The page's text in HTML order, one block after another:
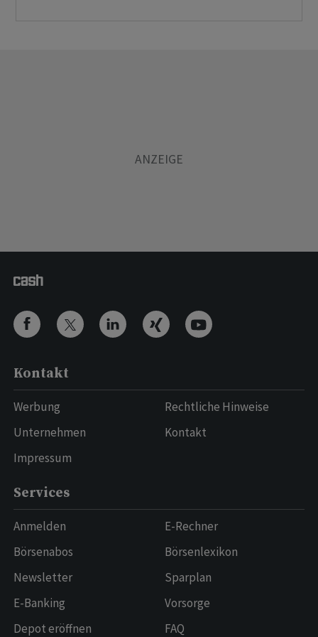
Kontakt
Werbung
Unternehmen
Impressum
Rechtliche Hinweise
Kontakt
Services
Anmelden
Börsenabos
Newsletter
E-Banking
Depot eröffnen
E-Rechner
Börsenlexikon
Sparplan
Vorsorge
FAQ